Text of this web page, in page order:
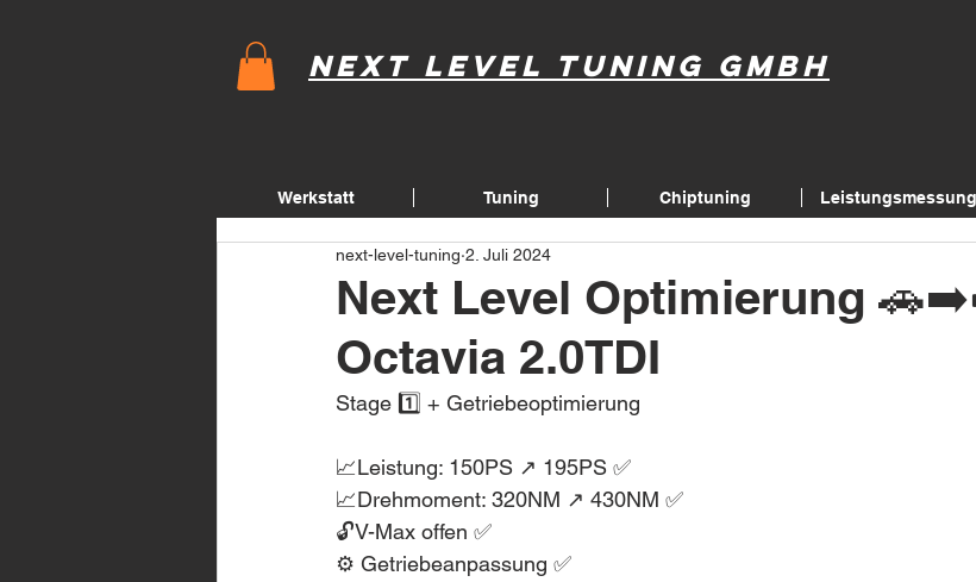
Next Level Tuning GmbH
Werkstatt Tuning Chiptuning Leistungsmessung
Next Level Optimierung
Octavia 2.0TDI
next-level-tuning 2. Juli 2024
Stage 1️⃣ + Getriebeoptimierung
📈Leistung: 150PS ↗️ 195PS ✅
📈Drehmoment: 320NM ↗️ 430NM ✅
🔓V-Max offen ✅
⚙️ Getriebeanpassung ✅